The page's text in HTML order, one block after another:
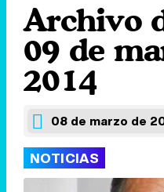
Archivo
09 de
2014
08 de marzo de
NOTICIAS